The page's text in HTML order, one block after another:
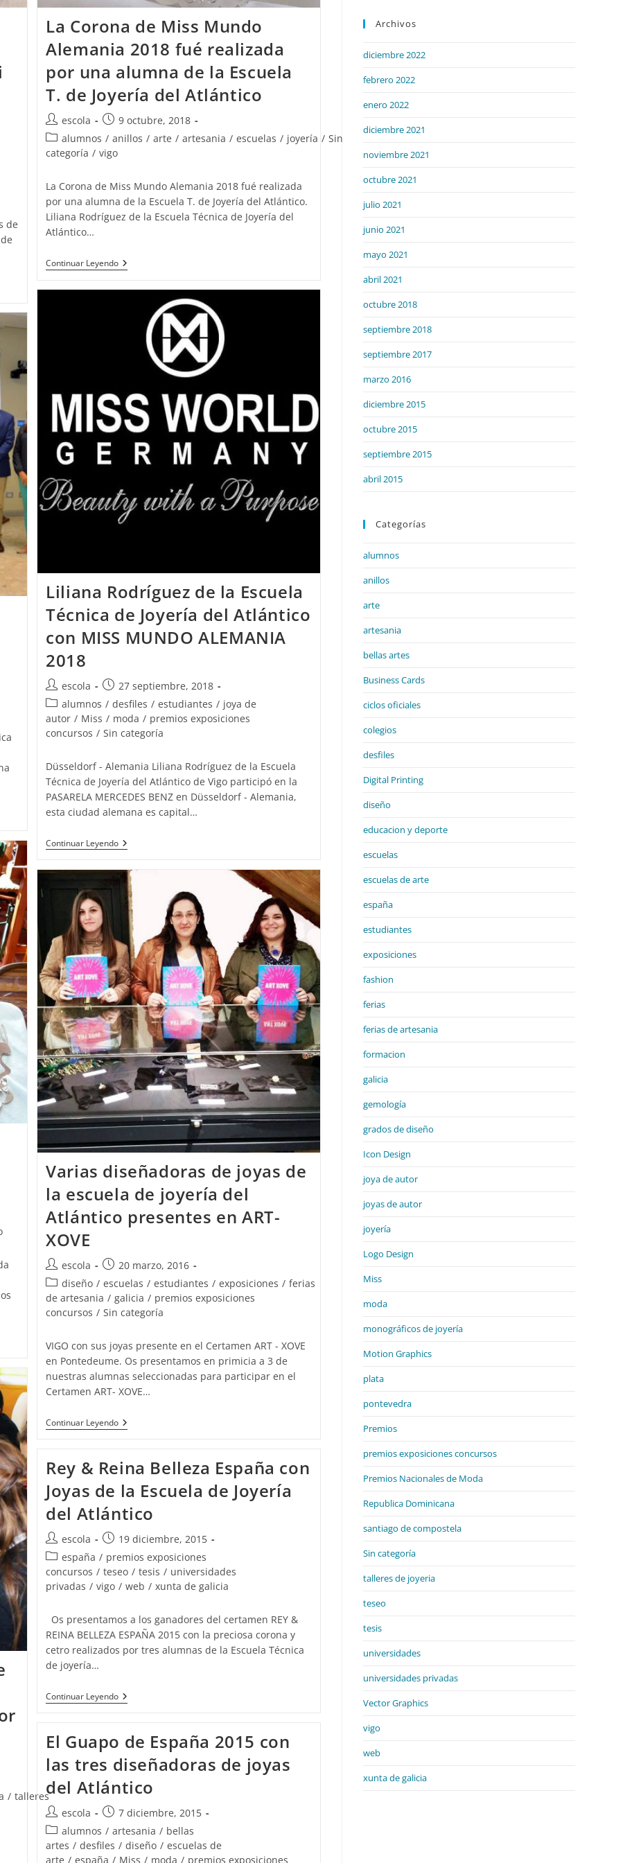
de
La Corona de Miss Mundo
Alemania 2018 fué realizada
por una alumna de la Escuela
T. de Joyería del Atlántico
Autor
de
la
escola
Publicación
de
la
9 octubre, 2018
Categoría
de
entrada:
alumnos / anillos / arte / artesania / escuelas / joyería / Sin
categoría / vigo
La Corona de Miss Mundo Alemania 2018 fué realizada
por una alumna de la Escuela T. de Joyería del Atlántico.
Liliana Rodríguez de la Escuela Técnica de Joyería del
Atlántico…
Continuar LeyendoLa
Corona
Alemania
Realizada
De
La
Escuela
T.
Joyería
Liliana Rodríguez de la Escuela
Técnica de Joyería del Atlántico
con MISS MUNDO ALEMANIA
2018
Autor
de
la
entrada:
escola
Publicación
de
la
entrada:
27 septiembre, 2018
Categoría
de
la
alumnos / desfiles / estudiantes / joya de
autor / Miss / moda / premios exposiciones
concursos / Sin categoría
Düsseldorf - Alemania Liliana Rodríguez de la Escuela
Técnica de Joyería del Atlántico de Vigo participó en la
PASARELA MERCEDES BENZ en Düsseldorf - Alemania,
esta ciudad alemana es capital…
Continuar LeyendoLiliana
Rodríguez
La
Escuela
Técnica
De
Joyería
Del
Atlántico
Con
MISS
MUNDO
ALEMANIA
2018
Varias diseñadoras de joyas de
la escuela de joyería del
Atlántico presentes en ART-
XOVE
Autor
de
la
entrada:
escola
Publicación
de
la
entrada:
20 marzo, 2016
Categoría
de
la
diseño / escuelas / estudiantes / exposiciones / ferias
de artesania / galicia / premios exposiciones
concursos / Sin categoría
VIGO con sus joyas presente en el Certamen ART - XOVE
en Pontedeume. Os presentamos en primicia a 3 de
nuestras alumnas seleccionadas para participar en el
Certamen ART- XOVE…
Continuar LeyendoVarias
Diseñadoras
De
La
Escuela
De
Joyería
Del
Atlántico
Presentes
En
ART-
XOVE
/ talleres
Rey & Reina Belleza España con
Joyas de la Escuela de Joyería
del Atlántico
Autor
de
la
entrada:
escola
Publicación
de
la
entrada:
19 diciembre, 2015
Categoría
de
la
españa / premios exposiciones
concursos / teseo / tesis / universidades
privadas / vigo / web / xunta de galicia
Os presentamos a los ganadores del certamen REY &
REINA BELLEZA ESPAÑA 2015 con la preciosa corona y
cetro realizados por tres alumnas de la Escuela Técnica
de joyería…
Continuar LeyendoRey
&
España
Con
Joyas
De
La
Escuela
De
Joyería
Del
Atlántico
El Guapo de España 2015 con
las tres diseñadoras de joyas
del Atlántico
Autor
de
la
entrada:
escola
Publicación
de
la
entrada:
7 diciembre, 2015
Categoría
de
la
alumnos / artesania / bellas
artes / desfiles / diseño / escuelas de
arte / españa / Miss / moda / premios exposiciones
Archivos
diciembre 2022
febrero 2022
enero 2022
diciembre 2021
noviembre 2021
octubre 2021
julio 2021
junio 2021
mayo 2021
abril 2021
octubre 2018
septiembre 2018
septiembre 2017
marzo 2016
diciembre 2015
octubre 2015
septiembre 2015
abril 2015
Categorías
alumnos
anillos
arte
artesania
bellas artes
Business Cards
ciclos oficiales
colegios
desfiles
Digital Printing
diseño
educacion y deporte
escuelas
escuelas de arte
españa
estudiantes
exposiciones
fashion
ferias
ferias de artesania
formacion
galicia
gemología
grados de diseño
Icon Design
joya de autor
joyas de autor
joyería
Logo Design
Miss
moda
monográficos de joyería
Motion Graphics
plata
pontevedra
Premios
premios exposiciones concursos
Premios Nacionales de Moda
Republica Dominicana
santiago de compostela
Sin categoría
talleres de joyeria
teseo
tesis
universidades
universidades privadas
Vector Graphics
vigo
web
xunta de galicia